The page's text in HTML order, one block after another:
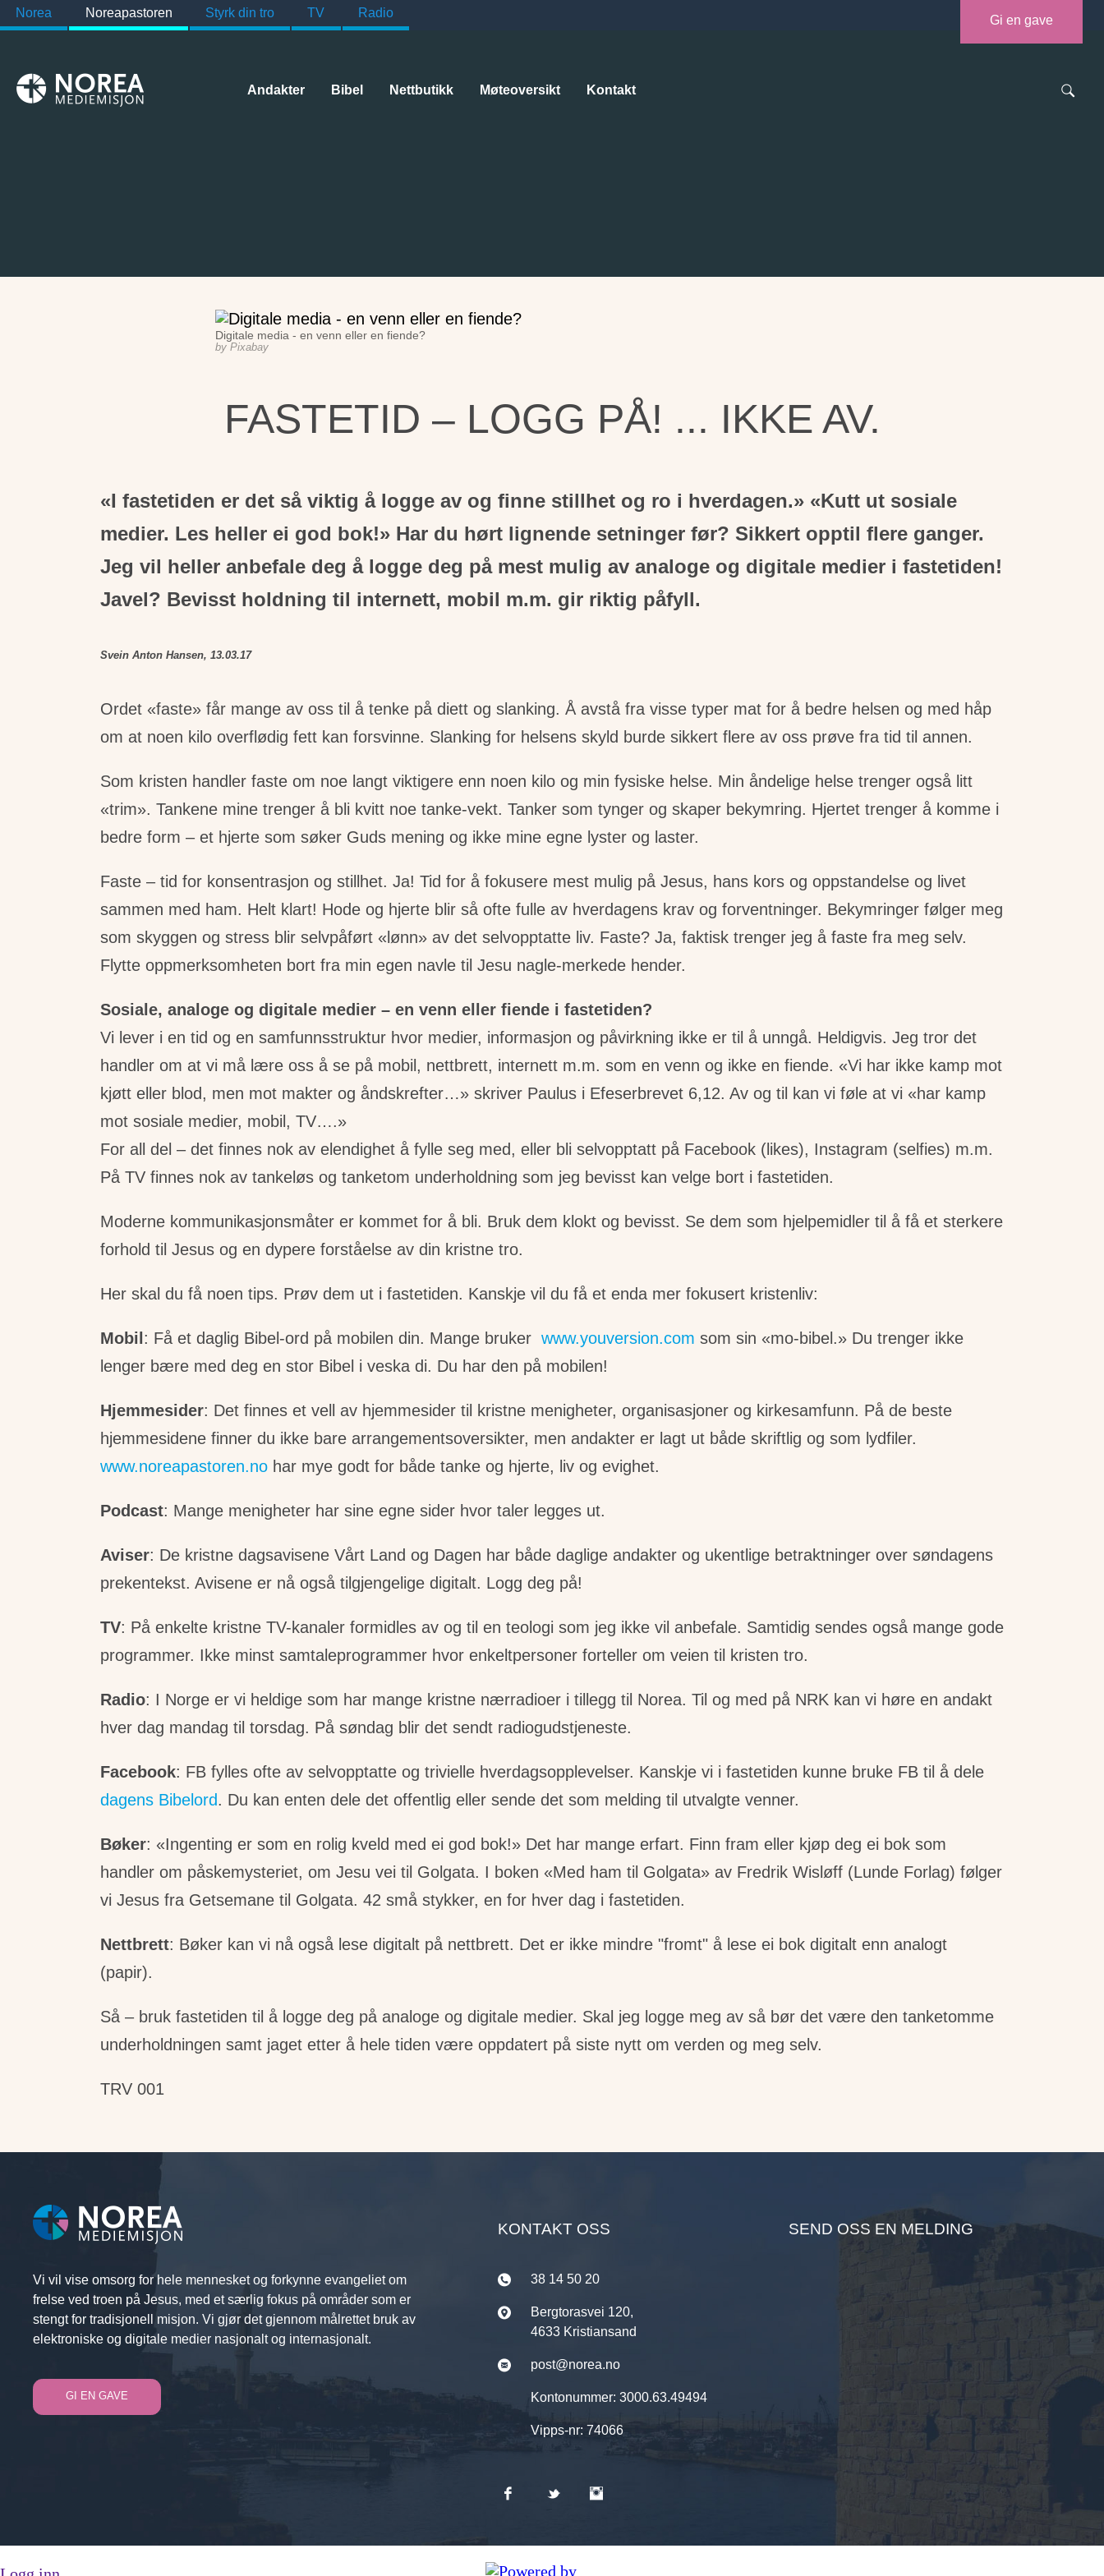
Norea Noreapastoren Styrk din tro TV Radio
Gi en gave
Andakter Bibel Nettbutikk Møteoversikt Kontakt
Digitale media - en venn eller en fiende?
Pixabay
FASTETID – LOGG PÅ! ... IKKE AV.
«I fastetiden er det så viktig å logge av og finne stillhet og ro i hverdagen.» «Kutt ut sosiale
medier. Les heller ei god bok!» Har du hørt lignende setninger før? Sikkert opptil flere ganger.
Jeg vil heller anbefale deg å logge deg på mest mulig av analoge og digitale medier i fastetiden!
Javel? Bevisst holdning til internett, mobil m.m. gir riktig påfyll.
Svein Anton Hansen, 13.03.17
Ordet «faste» får mange av oss til å tenke på diett og slanking. Å avstå fra visse typer mat for å bedre helsen og med håp
om at noen kilo overflødig fett kan forsvinne. Slanking for helsens skyld burde sikkert flere av oss prøve fra tid til annen.
Som kristen handler faste om noe langt viktigere enn noen kilo og min fysiske helse. Min åndelige helse trenger også litt
«trim». Tankene mine trenger å bli kvitt noe tanke-vekt. Tanker som tynger og skaper bekymring. Hjertet trenger å komme i
bedre form – et hjerte som søker Guds mening og ikke mine egne lyster og laster.
Faste – tid for konsentrasjon og stillhet. Ja! Tid for å fokusere mest mulig på Jesus, hans kors og oppstandelse og livet
sammen med ham. Helt klart! Hode og hjerte blir så ofte fulle av hverdagens krav og forventninger. Bekymringer følger meg
som skyggen og stress blir selvpåført «lønn» av det selvopptatte liv. Faste? Ja, faktisk trenger jeg å faste fra meg selv.
Flytte oppmerksomheten bort fra min egen navle til Jesu nagle-merkede hender.
Sosiale, analoge og digitale medier – en venn eller fiende i fastetiden?
Vi lever i en tid og en samfunnsstruktur hvor medier, informasjon og påvirkning ikke er til å unngå. Heldigvis. Jeg tror det
handler om at vi må lære oss å se på mobil, nettbrett, internett m.m. som en venn og ikke en fiende. «Vi har ikke kamp mot
kjøtt eller blod, men mot makter og åndskrefter…» skriver Paulus i Efeserbrevet 6,12. Av og til kan vi føle at vi «har kamp
mot sosiale medier, mobil, TV….»
For all del – det finnes nok av elendighet å fylle seg med, eller bli selvopptatt på Facebook (likes), Instagram (selfies) m.m.
På TV finnes nok av tankeløs og tanketom underholdning som jeg bevisst kan velge bort i fastetiden.
Moderne kommunikasjonsmåter er kommet for å bli. Bruk dem klokt og bevisst. Se dem som hjelpemidler til å få et sterkere
forhold til Jesus og en dypere forståelse av din kristne tro.
Her skal du få noen tips. Prøv dem ut i fastetiden. Kanskje vil du få et enda mer fokusert kristenliv:
Mobil : Få et daglig Bibel-ord på mobilen din. Mange bruker www.youversion.com som sin «mo-bibel.» Du trenger ikke
lenger bære med deg en stor Bibel i veska di. Du har den på mobilen!
Hjemmesider: Det finnes et vell av hjemmesider til kristne menigheter, organisasjoner og kirkesamfunn. På de beste
hjemmesidene finner du ikke bare arrangementsoversikter, men andakter er lagt ut både skriftlig og som lydfiler.
www.noreapastoren.no har mye godt for både tanke og hjerte, liv og evighet.
Podcast: Mange menigheter har sine egne sider hvor taler legges ut.
Aviser: De kristne dagsavisene Vårt Land og Dagen har både daglige andakter og ukentlige betraktninger over søndagens
prekentekst. Avisene er nå også tilgjengelige digitalt. Logg deg på!
TV: På enkelte kristne TV-kanaler formidles av og til en teologi som jeg ikke vil anbefale. Samtidig sendes også mange gode
programmer. Ikke minst samtaleprogrammer hvor enkeltpersoner forteller om veien til kristen tro.
Radio: I Norge er vi heldige som har mange kristne nærradioer i tillegg til Norea. Til og med på NRK kan vi høre en andakt
hver dag mandag til torsdag. På søndag blir det sendt radiogudstjeneste.
Facebook: FB fylles ofte av selvopptatte og trivielle hverdagsopplevelser. Kanskje vi i fastetiden kunne bruke FB til å dele
dagens Bibelord. Du kan enten dele det offentlig eller sende det som melding til utvalgte venner.
Bøker: «Ingenting er som en rolig kveld med ei god bok!» Det har mange erfart. Finn fram eller kjøp deg ei bok som
handler om påskemysteriet, om Jesu vei til Golgata. I boken «Med ham til Golgata» av Fredrik Wisløff (Lunde Forlag) følger
vi Jesus fra Getsemane til Golgata. 42 små stykker, en for hver dag i fastetiden.
Nettbrett: Bøker kan vi nå også lese digitalt på nettbrett. Det er ikke mindre "fromt" å lese ei bok digitalt enn analogt
(papir).
Så – bruk fastetiden til å logge deg på analoge og digitale medier. Skal jeg logge meg av så bør det være den tanketomme
underholdningen samt jaget etter å hele tiden være oppdatert på siste nytt om verden og meg selv.
TRV 001
Vi vil vise omsorg for hele mennesket og forkynne evangeliet om
frelse ved troen på Jesus, med et særlig fokus på områder som er
stengt for tradisjonell misjon. Vi gjør det gjennom målrettet bruk av
elektroniske og digitale medier nasjonalt og internasjonalt.
GI EN GAVE
KONTAKT OSS
38 14 50 20
Bergtorasvei 120,
4633 Kristiansand
post@norea.no
Kontonummer: 3000.63.49494
Vipps-nr: 74066
SEND OSS EN MELDING